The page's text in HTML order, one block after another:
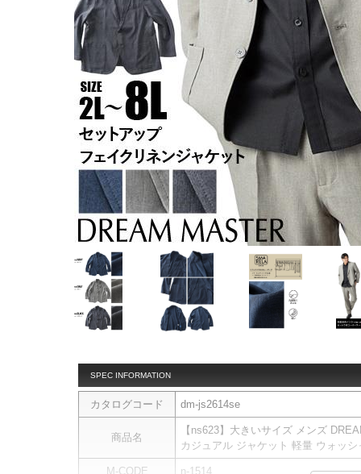
SPEC INFORMATION
カタログコード dm-js2614se
商品名
【ns623】大きいサイズ メンズ
カジュアル ジャケット 軽量 ウォッ
M-CODE n-1514